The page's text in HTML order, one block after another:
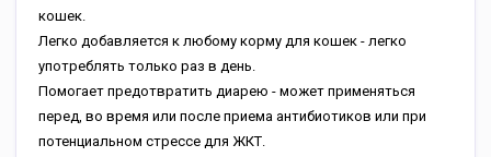
кошек.
Легко добавляется к любому корму для кошек - легко
употреблять только раз в день.
Помогает предотвратить диарею - может применяться
перед, во время или после приема антибиотиков или при
потенциальном стрессе для ЖКТ.